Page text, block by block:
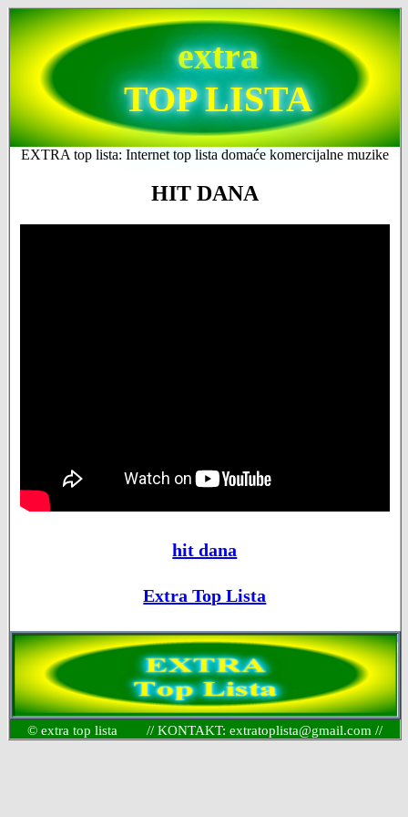
extra
TOP LISTA
EXTRA top lista: Internet top lista domaće komercijalne muzike
HIT DANA
hit dana
Extra Top Lista
© extra top lista // KONTAKT: extratoplista@gmail.com //